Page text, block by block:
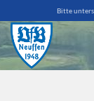
Inhalt
springen
Bitte